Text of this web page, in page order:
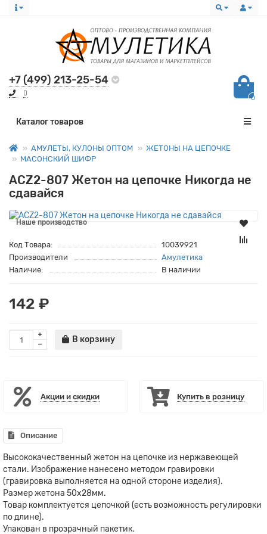
+7 (499) 213-25-54
0
Все категории
Каталог товаров
АМУЛЕТЫ, КУЛОНЫ ОПТОМ
ЖЕТОНЫ НА ЦЕПОЧКЕ
МАСОНСКИЙ ШИФР
ACZ2-807 Жетон на цепочке Никогда не
сдавайся
Наше производство
Код Товара:
10039921
Производители
Амулетика
Наличие:
В наличии
142 ₽
В корзину
Акции и скидки Купить в розницу
Описание
Высококачественный жетон на цепочке из нержавеющей
стали. Изображение нанесено методом гравировки
(гравировка выполняется на одной стороне изделия).
Размер жетона 50х28мм.
Товар комплектуется цепочкой (есть возможность регулировки
по длине).
Упакован в прозрачный пакетик.